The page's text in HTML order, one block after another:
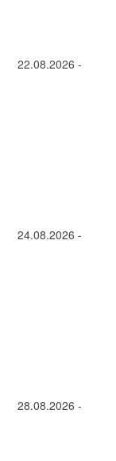
22.08.2026 -
24.08.2026 -
28.08.2026 -